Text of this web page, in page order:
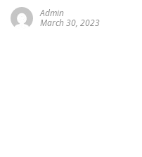
Admin
March 30, 2023